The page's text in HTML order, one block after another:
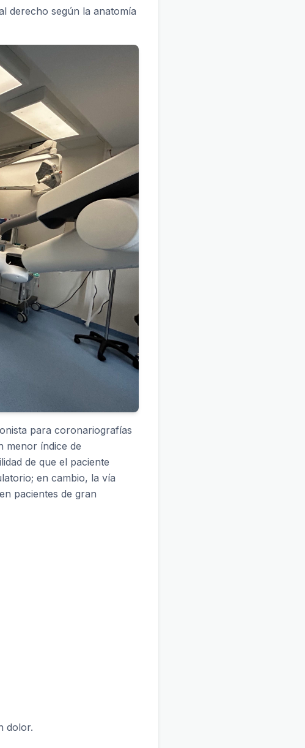
derecho según la anatomía
para coronariografías
menor índice de
de que el paciente
en cambio, la vía
pacientes de gran
dolor.